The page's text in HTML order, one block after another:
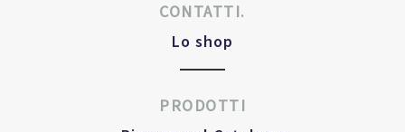
CONTATTI.
Lo shop
PRODOTTI